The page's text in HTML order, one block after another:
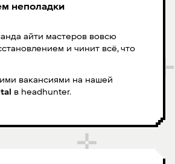
неполадки
айти мастеров вовсю
и чинит всё, что
вакансиями на нашей
в headhunter.